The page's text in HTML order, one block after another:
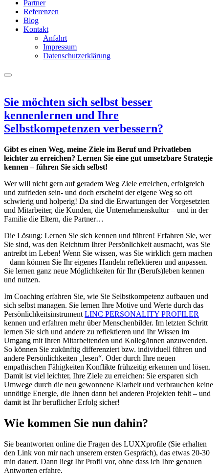
Partner
Referenzen
Blog
Kontakt
Anfahrt
Impressum
Datenschutzerklärung
Sie möchten sich selbst besser
kennenlernen und Ihre
Selbstkompetenzen verbessern?
Gibt es einen Weg, meine Ziele im Beruf und Privatleben
leichter zu erreichen? Lernen Sie eine gut umsetzbare Strategie
kennen – führen Sie sich selbst!
Wer will nicht gern auf geradem Weg Ziele erreichen, erfolgreich
und zufrieden sein- und doch erscheint der eigene Weg so oft
schwierig und holperig! Da sind die Erwartungen der Vorgesetzten
und Mitarbeiter, die Kunden, die Unternehmenskultur – und in der
Familie die Eltern, die Partner…
Die Lösung: Lernen Sie sich kennen und führen! Erfahren Sie, wer
Sie sind, was den Reichtum Ihrer Persönlichkeit ausmacht, was Sie
antreibt im Leben! Wenn Sie wissen, was Sie wirklich gern machen
– dann können Sie Ihr eigenes Handeln reflektieren und anpassen.
Sie lernen ganz neue Möglichkeiten für Ihr (Berufs)leben kennen
und nutzen.
Im Coaching erfahren Sie, wie Sie Selbstkompetenz aufbauen und
sich selbst managen. Sie lernen Ihre Motive und Werte durch das
Persönlichkeitsinstrument LINC PERSONALITY PROFILER
kennen und erfahren mehr über Menschenbilder. Im letzten Schritt
lernen Sie sich und andere zu reflektieren und Ihr Wissen im
Umgang mit Ihren Mitarbeitenden und Kolleg/innen anzuwenden.
So können Sie zukünftig differenziert bzw. individuell führen und
andere Persönlichkeiten „lesen“. Oder durch Ihre neuen
empathischen Fähigkeiten Konflikte frühzeitig erkennen und lösen.
Damit ist viel leichter, Ihre Ziele zu erreichen: Sie ersparen sich
Umwege durch die neu gewonnene Klarheit und verbrauchen keine
unnötige Energie, die Ihnen dann bei anderen Projekten fehlt – und
damit ist Ihr beruflicher Erfolg sicher!
Wie kommen Sie nun dahin?
Sie beantworten online die Fragen des LUXXprofile (Sie erhalten
den Link von mir nach unserem ersten Gespräch), das etwas 20-30
min dauert. Dann liegt Ihr Profil vor, ohne dass ich Ihre genauen
Antworten erfahre.